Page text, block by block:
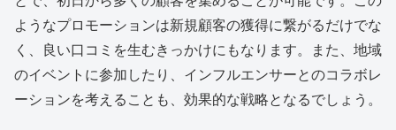
ようなプロモーションは新規顧客の獲得に繋がるだけでな
く、良い口コミを生むきっかけにもなります。また、地域
のイベントに参加したり、インフルエンサーとのコラボレ
ーションを考えることも、効果的な戦略となるでしょう。